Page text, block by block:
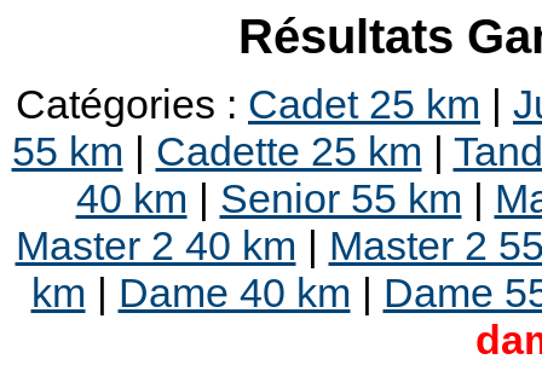
Résultats
Catégories : Cadet 25 km |
55 km | Cadette 25 km |
40 km | Senior 55 km |
Master 2 40 km | Master 2
km | Dame 40 km | Dame